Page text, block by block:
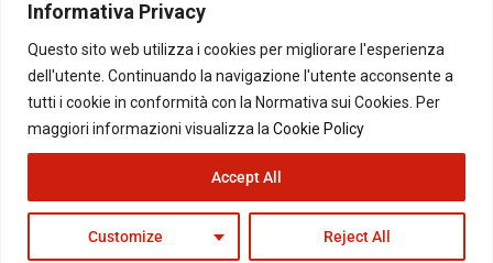
Informativa Privacy
Questo sito web utilizza i cookies per migliorare l'esperienza
dell'utente. Continuando la navigazione l'utente acconsente a
tutti i cookie in conformità con la Normativa sui Cookies. Per
maggiori informazioni visualizza la Cookie Policy
Customize Reject All
Accept All
Per la tua pubblicità su questo Blog:
pubblicita@beppegrillo.it
HOMEPAGE COOKIE POLICY PRIVACY POLICY CONTATTI
© Copyright 2026 - Il Blog di Beppe Grillo. All Rights Reserved - Powered by
happygrafic.com